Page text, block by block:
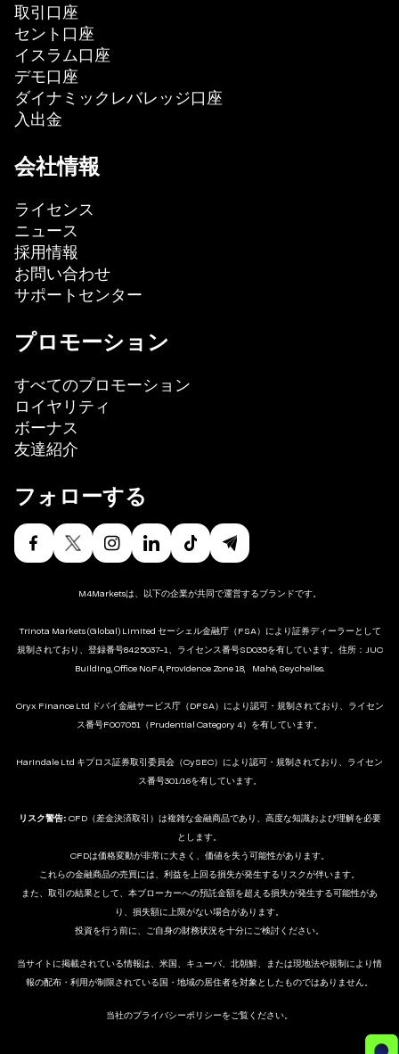
取引口座
セント口座
イスラム口座
デモ口座
ダイナミックレバレッジ口座
入出金
会社情報
ライセンス
ニュース
採用情報
お問い合わせ
サポートセンター
プロモーション
すべてのプロモーション
ロイヤリティ
ボーナス
友達紹介
フォローする
M4Marketsは、以下の企業が共同で運営するブランドです。
Trinota Markets (Global) Limited セーシェル金融庁（FSA）により証券ディーラーとして
規制されており、登録番号8425037-1、ライセンス番号SD035を有しています。住所：JUC
Building, Office No.F4, Providence Zone 18, Mahé, Seychelles.
Oryx Finance Ltd ドバイ金融サービス庁（DFSA）により認可・規制されており、ライセン
ス番号F007051（Prudential Category 4）を有しています。
Harindale Ltd キプロス証券取引委員会（CySEC）により認可・規制されており、ライセン
ス番号301/16を有しています。
リスク警告: CFD（差金決済取引）は複雑な金融商品であり、高度な知識および理解を必要
とします。
CFDは価格変動が非常に大きく、価値を失う可能性があります。
これらの金融商品の売買には、利益を上回る損失が発生するリスクが伴います。
また、取引の結果として、本ブローカーへの預託金額を超える損失が発生する可能性があ
り、損失額に上限がない場合があります。
投資を行う前に、ご自身の財務状況を十分にご検討ください。
当サイトに掲載されている情報は、米国、キューバ、北朝鮮、または現地法や規制により情
報の配布・利用が制限されている国・地域の居住者を対象としたものではありません。
当社のプライバシーポリシーをご覧ください。